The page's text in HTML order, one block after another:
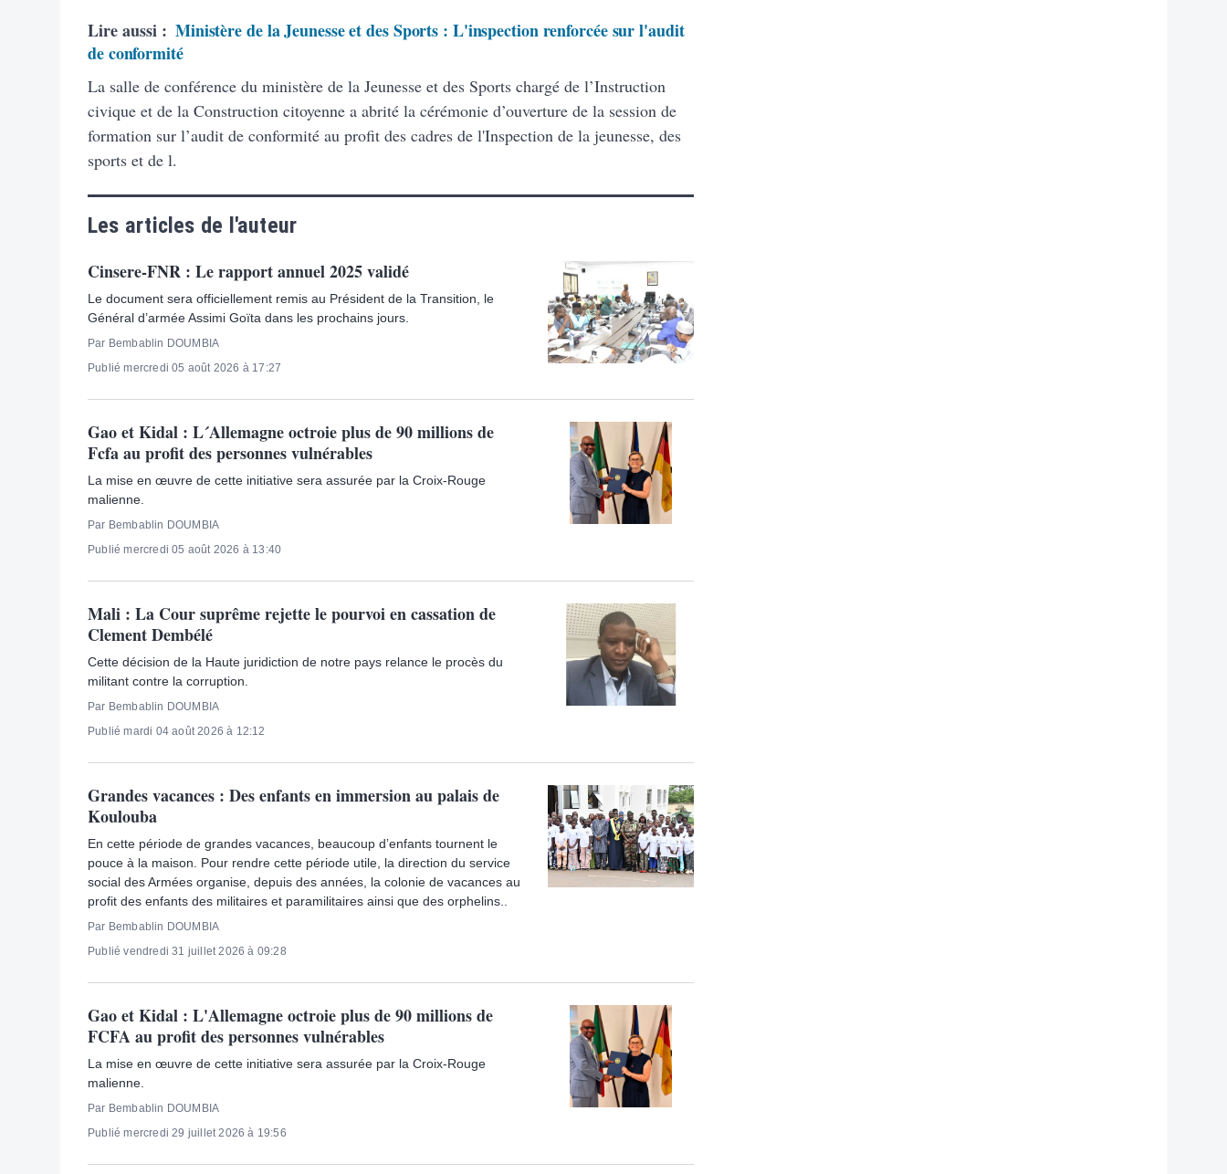
Lire aussi : Ministère de la Jeunesse et des Sports : L'inspection renforcée sur l'audit
de conformité
La salle de conférence du ministère de la Jeunesse et des Sports chargé de l’Instruction
civique et de la Construction citoyenne a abrité la cérémonie d’ouverture de la session de
formation sur l’audit de conformité au profit des cadres de l'Inspection de la jeunesse, des
sports et de l.
Les articles de l'auteur
Cinsere-FNR : Le rapport annuel 2025 validé
Le document sera officiellement remis au Président de la Transition, le
Général d’armée Assimi Goïta dans les prochains jours.
Par Bembablin DOUMBIA
Publié mercredi 05 août 2026 à 17:27
Gao et Kidal : L´Allemagne octroie plus de 90 millions de
Fcfa au profit des personnes vulnérables
La mise en œuvre de cette initiative sera assurée par la Croix-Rouge
malienne.
Par Bembablin DOUMBIA
Publié mercredi 05 août 2026 à 13:40
Mali : La Cour suprême rejette le pourvoi en cassation de
Clement Dembélé
Cette décision de la Haute juridiction de notre pays relance le procès du
militant contre la corruption.
Par Bembablin DOUMBIA
Publié mardi 04 août 2026 à 12:12
Grandes vacances : Des enfants en immersion au palais de
Koulouba
En cette période de grandes vacances, beaucoup d’enfants tournent le
pouce à la maison. Pour rendre cette période utile, la direction du service
social des Armées organise, depuis des années, la colonie de vacances au
profit des enfants des militaires et paramilitaires ainsi que des orphelins..
Par Bembablin DOUMBIA
Publié vendredi 31 juillet 2026 à 09:28
Gao et Kidal : L'Allemagne octroie plus de 90 millions de
FCFA au profit des personnes vulnérables
La mise en œuvre de cette initiative sera assurée par la Croix-Rouge
malienne.
Par Bembablin DOUMBIA
Publié mercredi 29 juillet 2026 à 19:56